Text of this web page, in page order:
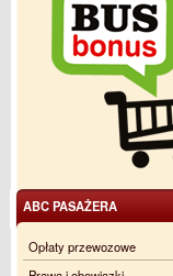
ABC PASAŻERA
Opłaty przewozowe